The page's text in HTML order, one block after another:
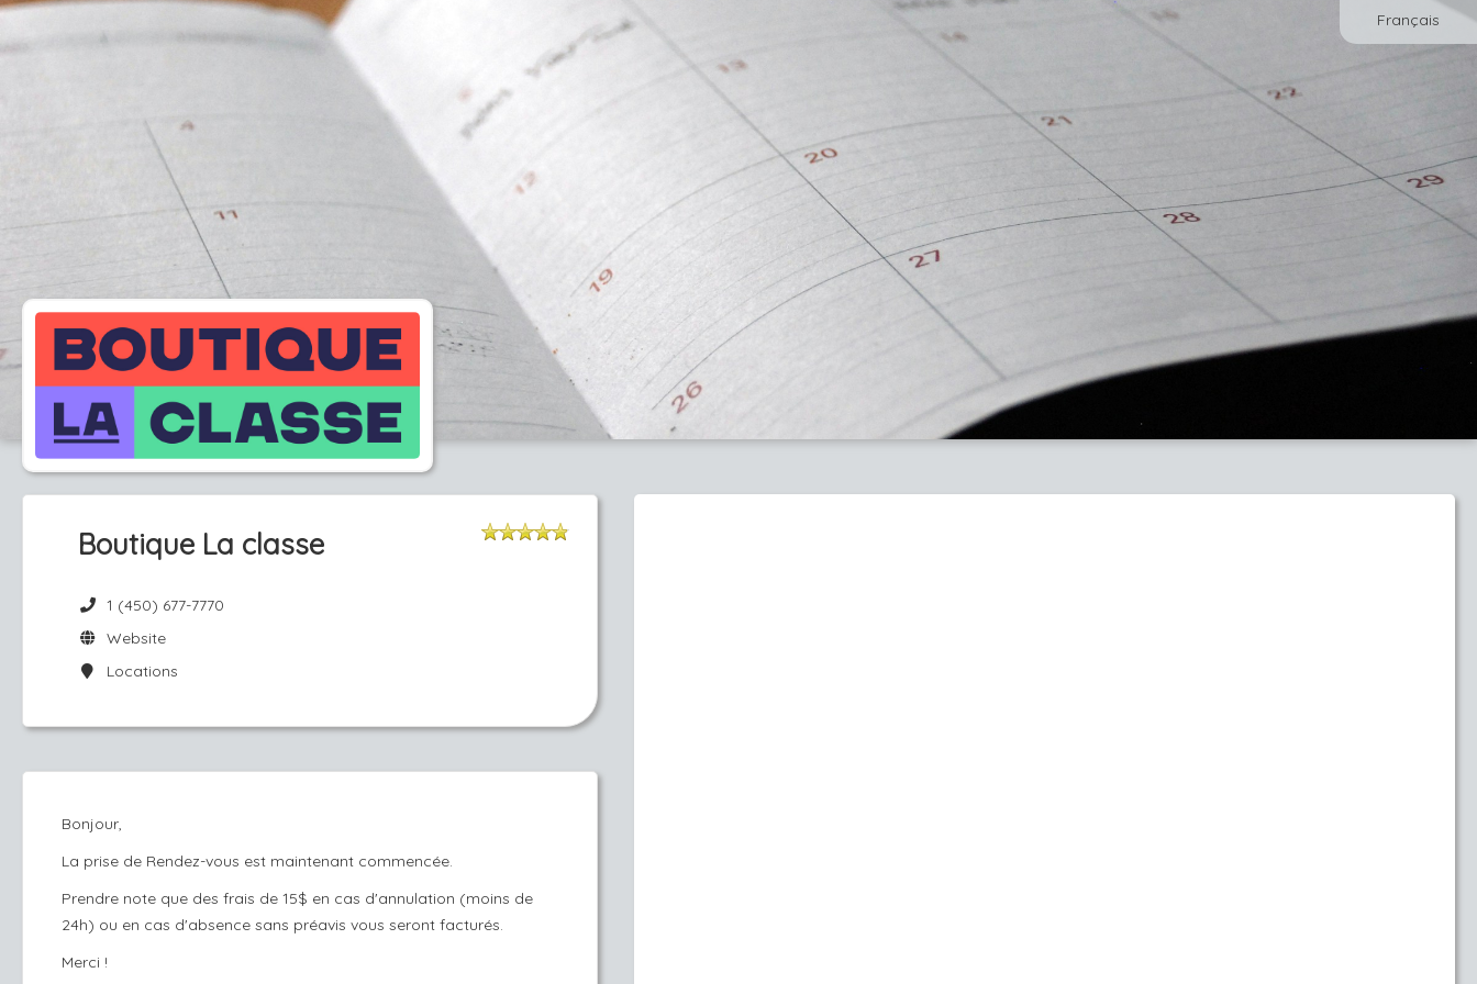
Français
Boutique La classe
1 (450) 677-7770
Website
Locations
Bonjour,
La prise de Rendez-vous est maintenant commencée.
Prendre note que des frais de 15$ en cas d'annulation (moins de
24h) ou en cas d'absence sans préavis vous seront facturés.
Merci !